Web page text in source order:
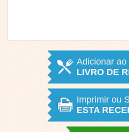
Adicionar ao
LIVRO DE
Imprimir ou
ESTA